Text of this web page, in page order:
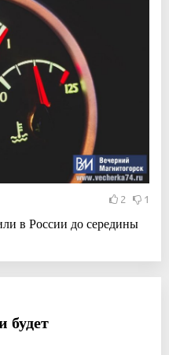
2 1
в России до середины
будет